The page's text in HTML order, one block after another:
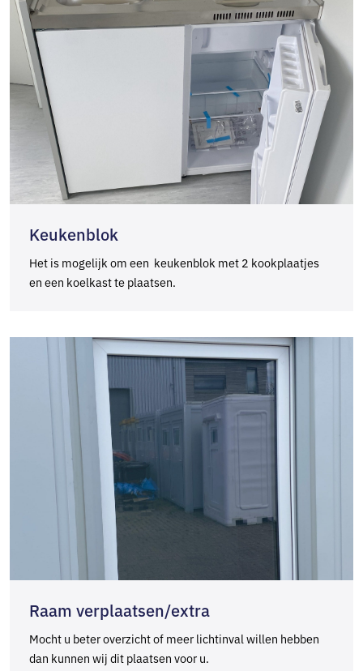
Keukenblok
Het is mogelijk om een keukenblok met 2 kookplaatjes
en een koelkast te plaatsen.
Raam verplaatsen/extra
Mocht u beter overzicht of meer lichtinval willen hebben
dan kunnen wij dit plaatsen voor u.